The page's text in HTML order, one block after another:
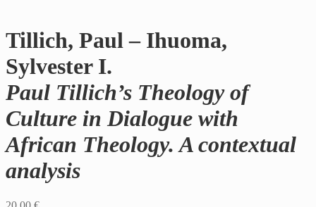
Tillich, Paul – Ihuoma,
Sylvester I.
Paul Tillich’s Theology of
Culture in Dialogue with
African Theology. A contextual
analysis